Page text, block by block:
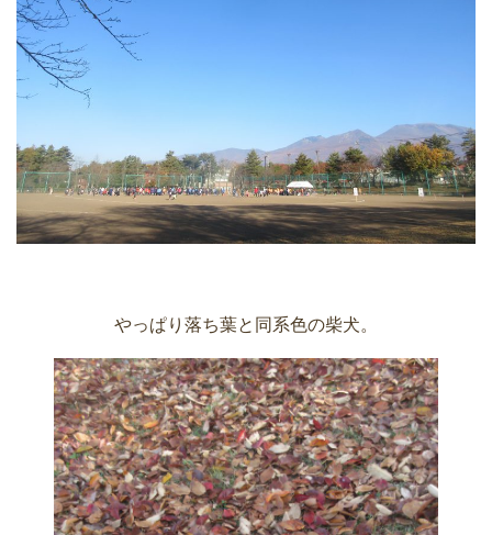
やっぱり落ち葉と同系色の柴犬。